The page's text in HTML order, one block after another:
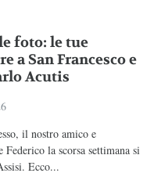
foto: le tue
a San Francesco e
Acutis
il nostro amico e
Federico la scorsa settimana si
Ecco...